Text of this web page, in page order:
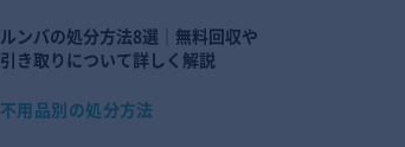
ルンバの処分方法8選｜無料回収や
引き取りについて詳しく解説
不用品別の処分方法